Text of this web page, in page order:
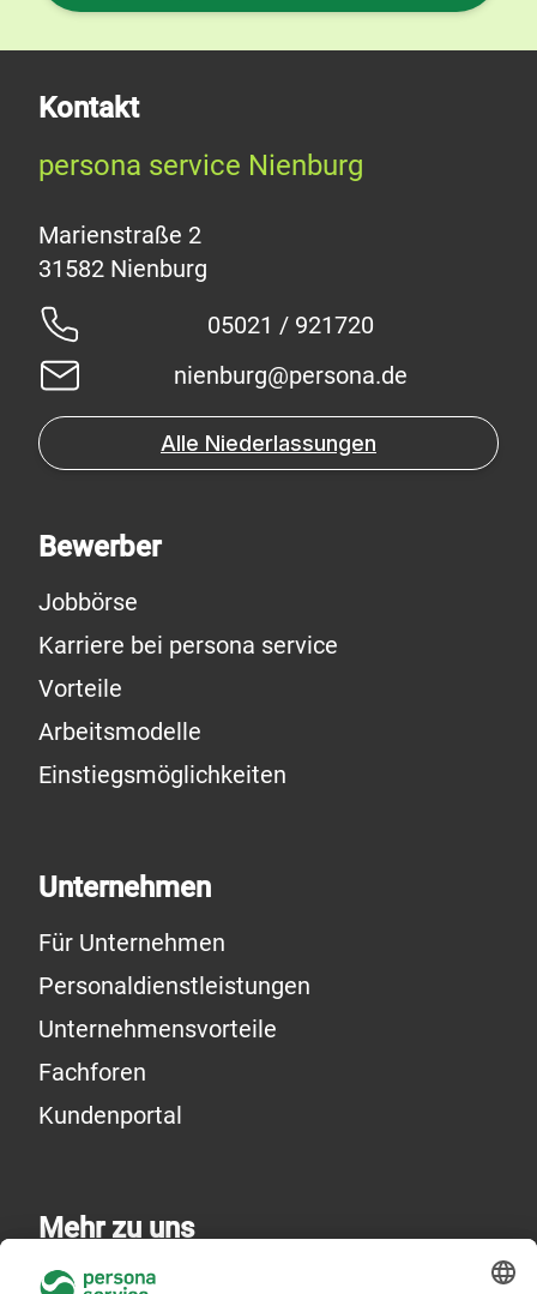
Kontakt
persona service Nienburg
Marienstraße 2
05021 / 921720
nienburg@persona.de
Alle Niederlassungen
Bewerber
Jobbörse
Karriere bei persona service
Vorteile
Arbeitsmodelle
Einstiegsmöglichkeiten
Unternehmen
Für Unternehmen
Personaldienstleistungen
Unternehmensvorteile
Fachforen
Kundenportal
Mehr zu uns
Über uns